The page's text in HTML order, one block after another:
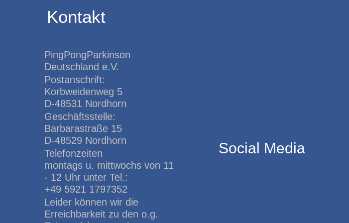
Kontakt
PingPongParkinson
Deutschland e.V.
Postanschrift:
Korbweidenweg 5
D-48531 Nordhorn
Geschäftsstelle:
Barbarastraße 15
D-48529 Nordhorn
Telefonzeiten
montags u. mittwochs von 11
- 12 Uhr unter Tel.:
+49 5921 1797352
Leider können wir die
Erreichbarkeit zu den o.g.
Social Media